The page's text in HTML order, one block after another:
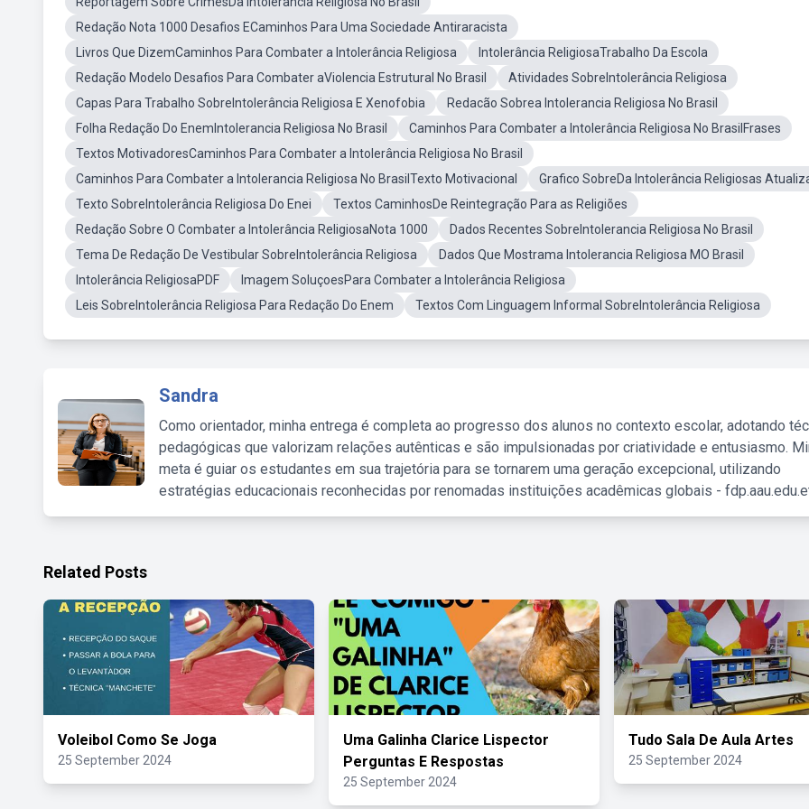
Redação Nota 1000 Desafios ECaminhos Para Uma Sociedade Antiraracista
Livros Que DizemCaminhos Para Combater a Intolerância Religiosa
Intolerância ReligiosaTrabalho Da Escola
Redação Modelo Desafios Para Combater aViolencia Estrutural No Brasil
Atividades SobreIntolerância Religiosa
Capas Para Trabalho SobreIntolerância Religiosa E Xenofobia
Redacão Sobrea Intolerancia Religiosa No Brasil
Folha Redação Do EnemIntolerancia Religiosa No Brasil
Caminhos Para Combater a Intolerância Religiosa No BrasilFrases
Textos MotivadoresCaminhos Para Combater a Intolerância Religiosa No Brasil
Caminhos Para Combater a Intolerancia Religiosa No BrasilTexto Motivacional
Grafico SobreDa Intolerância Religiosas
Texto SobreIntolerância Religiosa Do Enei
Textos CaminhosDe Reintegração Para as Religiões
Redação Sobre O Combater a Intolerância ReligiosaNota 1000
Dados Recentes SobreIntolerancia Religiosa No Brasil
Tema De Redação De Vestibular SobreIntolerância Religiosa
Dados Que Mostrama Intolerancia Religiosa MO Brasil
Intolerância ReligiosaPDF
Imagem SoluçoesPara Combater a Intolerância Religiosa
Leis SobreIntolerância Religiosa Para Redação Do Enem
Textos Com Linguagem Informal SobreIntolerância Religiosa
Sandra
Como orientador, minha entrega é completa ao progresso dos alunos no contexto escolar, adotando
pedagógicas que valorizam relações autênticas e são impulsionadas por criatividade e entusiasmo.
meta é guiar os estudantes em sua trajetória para se tornarem uma geração excepcional, utilizando
estratégias educacionais reconhecidas por renomadas instituições acadêmicas globais -
Related Posts
Voleibol Como Se Joga
25 September 2024
Uma Galinha Clarice Lispector
Perguntas E Respostas
25 September 2024
Tudo Sala De Aula Artes
25 September 2024